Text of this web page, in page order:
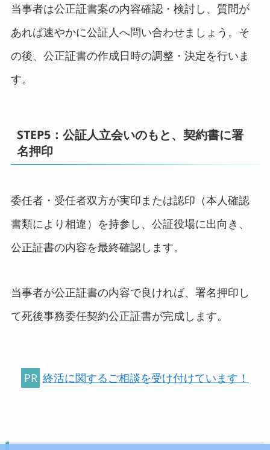
当事者は公正証書案の内容確認・検討し、質問が
あれば速やかに公証人へ問い合わせましょう。そ
の後、公正証書の作成日時の調整・決定を行いま
す。
STEP5：公証人立会いのもと、契約書に署
名押印
委任者・受任者双方が実印または認印（本人確認
書類により相違）を持参し、公証役場に出向き、
公正証書の内容を最終確認します。
当事者が公正証書の内容で良ければ、署名押印し
て死後事務委任契約公正証書が完成します。
PR 終活に関するご相談を受け付けています！